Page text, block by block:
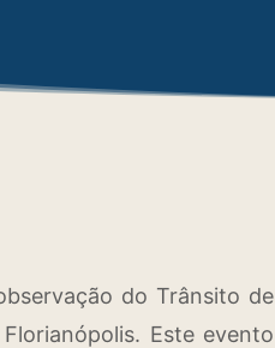
do Trânsito de
Este evento